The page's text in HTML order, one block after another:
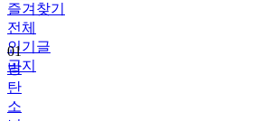
즐겨찾기
전체
인기글
공지
01
방
탄
소
년
단